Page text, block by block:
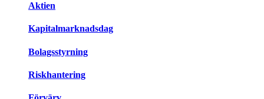
Aktien
Kapitalmarknadsdag
Bolagsstyrning
Riskhantering